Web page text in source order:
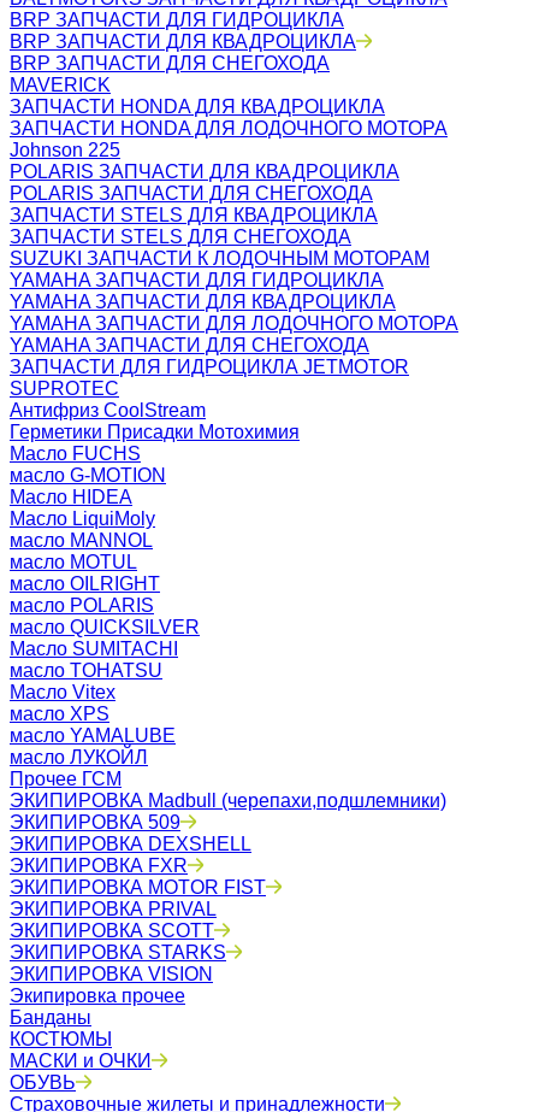
BRP ЗАПЧАСТИ ДЛЯ ГИДРОЦИКЛА
BRP ЗАПЧАСТИ ДЛЯ КВАДРОЦИКЛА
BRP ЗАПЧАСТИ ДЛЯ СНЕГОХОДА
MAVERICK
ЗАПЧАСТИ HONDA ДЛЯ КВАДРОЦИКЛА
ЗАПЧАСТИ HONDA ДЛЯ ЛОДОЧНОГО МОТОРА
Johnson 225
POLARIS ЗАПЧАСТИ ДЛЯ КВАДРОЦИКЛА
POLARIS ЗАПЧАСТИ ДЛЯ СНЕГОХОДА
ЗАПЧАСТИ STELS ДЛЯ КВАДРОЦИКЛА
ЗАПЧАСТИ STELS ДЛЯ СНЕГОХОДА
SUZUKI ЗАПЧАСТИ К ЛОДОЧНЫМ МОТОРАМ
YAMAHA ЗАПЧАСТИ ДЛЯ ГИДРОЦИКЛА
YAMAHA ЗАПЧАСТИ ДЛЯ КВАДРОЦИКЛА
YAMAHA ЗАПЧАСТИ ДЛЯ ЛОДОЧНОГО МОТОРА
YAMAHA ЗАПЧАСТИ ДЛЯ СНЕГОХОДА
ЗАПЧАСТИ ДЛЯ ГИДРОЦИКЛА JETMOTOR
SUPROTEC
Антифриз CoolStream
Герметики Присадки Мотохимия
Масло FUCHS
масло G-MOTION
Масло HIDEA
Масло LiquiMoly
масло MANNOL
масло MOTUL
масло OILRIGHT
масло POLARIS
масло QUICKSILVER
Масло SUMITACHI
масло TOHATSU
Масло Vitex
масло XPS
масло YAMALUBE
масло ЛУКОЙЛ
Прочее ГСМ
ЭКИПИРОВКА Madbull (черепахи,подшлемники)
ЭКИПИРОВКА 509
ЭКИПИРОВКА DEXSHELL
ЭКИПИРОВКА FXR
ЭКИПИРОВКА MOTOR FIST
ЭКИПИРОВКА PRIVAL
ЭКИПИРОВКА SCOTT
ЭКИПИРОВКА STARKS
ЭКИПИРОВКА VISION
Экипировка прочее
Банданы
КОСТЮМЫ
МАСКИ и ОЧКИ
ОБУВЬ
Страховочные жилеты и принадлежности